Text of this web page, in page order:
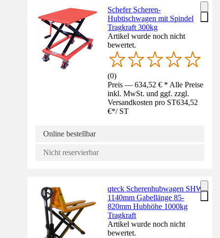
Schefer Scheren-
Hubtischwagen mit Spindel
Tragkraft 300kg
Artikel wurde noch nicht
bewertet.
(0)
Preis — 634,52 € * Alle Preise
inkl. MwSt. und ggf. zzgl.
Versandkosten pro ST634,52
€*/ ST
Online bestellbar
Nicht reservierbar
qteck Scherenhubwagen SHW
1140mm Gabellänge 85-
820mm Hubhöhe 1000kg
Tragkraft
Artikel wurde noch nicht
bewertet.